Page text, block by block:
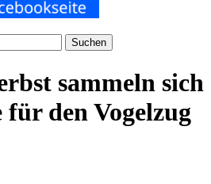
Suchen
sammeln sich
den Vogelzug